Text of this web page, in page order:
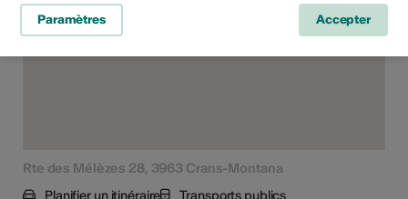
Rte des Mélèzes 28, 3963 Crans-Montana
Planifier un itinéraire
Transports publics
Paramètres Accepter